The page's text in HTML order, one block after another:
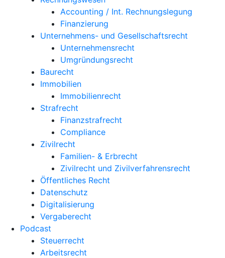
Accounting / Int. Rechnungslegung
Finanzierung
Unternehmens- und Gesellschaftsrecht
Unternehmensrecht
Umgründungsrecht
Baurecht
Immobilien
Immobilienrecht
Strafrecht
Finanzstrafrecht
Compliance
Zivilrecht
Familien- & Erbrecht
Zivilrecht und Zivilverfahrensrecht
Öffentliches Recht
Datenschutz
Digitalisierung
Vergaberecht
Podcast
Steuerrecht
Arbeitsrecht